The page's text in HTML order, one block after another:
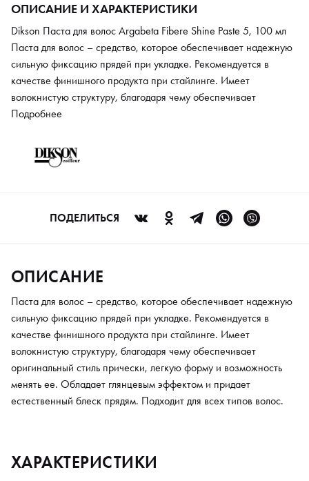
ОПИСАНИЕ И ХАРАКТЕРИСТИКИ
Dikson Паста для волос Argabeta Fibere Shine Paste 5, 100 мл
Паста для волос – средство, которое обеспечивает надежную
сильную фиксацию прядей при укладке. Рекомендуется в
качестве финишного продукта при стайлинге. Имеет
волокнистую структуру, благодаря чему обеспечивает
оригинальный стиль прически, легкую форму и возможность
естественный блеск прядям. Подходит для всех типов волос.
Подробнее
ПОДЕЛИТЬСЯ
ОПИСАНИЕ
Паста для волос – средство, которое обеспечивает надежную
сильную фиксацию прядей при укладке. Рекомендуется в
качестве финишного продукта при стайлинге. Имеет
волокнистую структуру, благодаря чему обеспечивает
оригинальный стиль прически, легкую форму и возможность
менять ее. Обладает глянцевым эффектом и придает
естественный блеск прядям. Подходит для всех типов волос.
ХАРАКТЕРИСТИКИ